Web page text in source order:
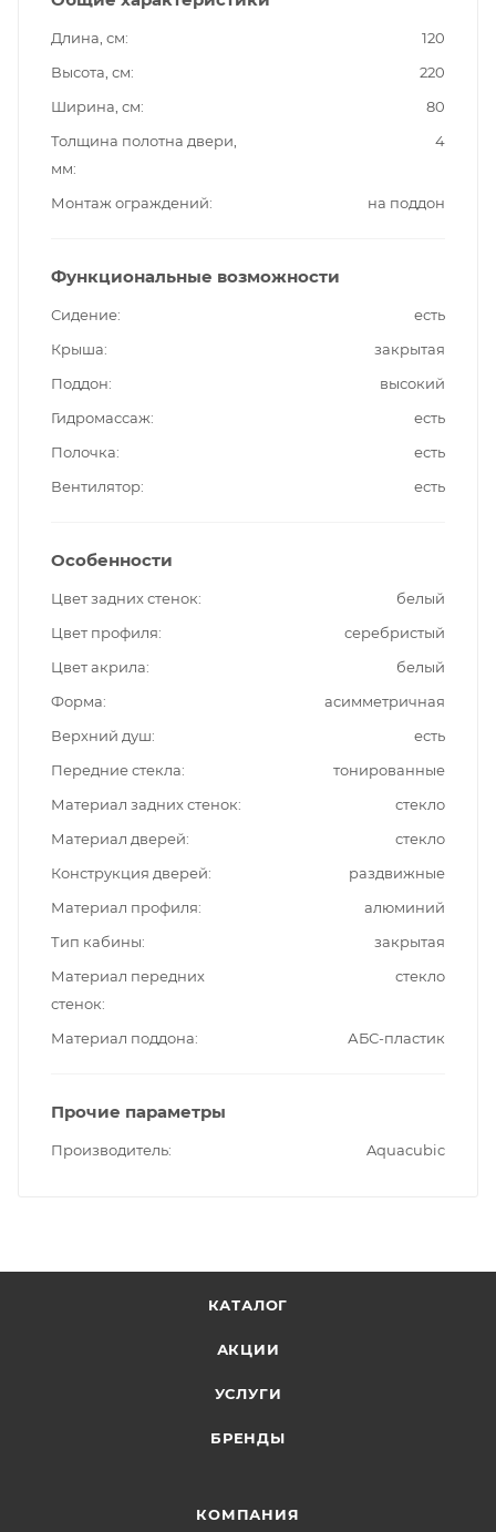
Длина, см
120
Высота, см
220
Ширина, см
80
Толщина полотна двери,
мм
4
Монтаж ограждений на поддон
Функциональные возможности
Сидение
есть
Крыша
закрытая
Поддон
высокий
Гидромассаж
есть
Полочка
есть
Вентилятор
есть
Особенности
Цвет задних стенок
белый
Цвет профиля
серебристый
Цвет акрила
белый
Форма
асимметричная
Верхний душ
есть
Передние стекла
тонированные
Материал задних стенок
стекло
Материал дверей
стекло
Конструкция дверей
раздвижные
Материал профиля
алюминий
Тип кабины
закрытая
Материал передних
стенок
стекло
Материал поддона АБС-пластик
Прочие параметры
Производитель Aquacubic
КАТАЛОГ
АКЦИИ
УСЛУГИ
БРЕНДЫ
КОМПАНИЯ